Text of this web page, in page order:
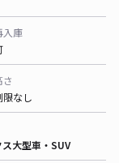
入庫
さ
限なし
大型車・SUV